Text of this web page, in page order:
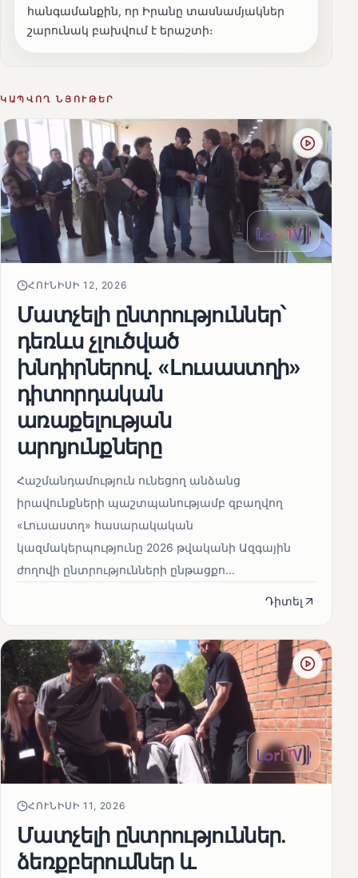
հանգամանքին, որ Իրանը տասնամյակներ
շարունակ բախվում է երաշտի։
ԿԱՊՎՈՂ ՆՅՈՒԹԵՐ
ՀՈՒՆԻՍԻ 12, 2026
Մատչելի ընտրություններ՝
դեռևս չլուծված
խնդիրներով. «Լուսաստղի»
դիտորդական
առաքելության
արդյունքները
Հաշմանդամություն ունեցող անձանց
իրավունքների պաշտպանությամբ զբաղվող
«Լուսաստղ» հասարակական
կազմակերպությունը 2026 թվականի Ազգային
ժողովի ընտրությունների ընթացքո...
Դիտել
ՀՈՒՆԻՍԻ 11, 2026
Մատչելի ընտրություններ.
ձեռքբերումներ և